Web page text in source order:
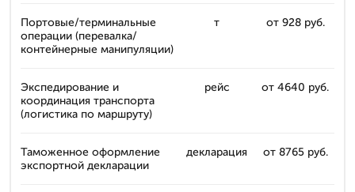
Портовые/терминальные
операции (перевалка/
контейнерные манипуляции)
т от 928 руб.
Экспедирование и
координация транспорта
(логистика по маршруту)
рейс от 4640 руб.
Таможенное оформление
экспортной декларации
декларация от 8765 руб.